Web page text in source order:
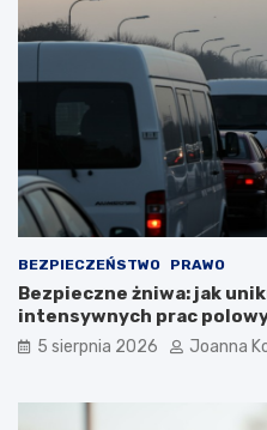
BEZPIECZEŃSTWO PRAWO
Bezpieczne żniwa: jak
intensywnych prac
5 sierpnia 2026 Joanna